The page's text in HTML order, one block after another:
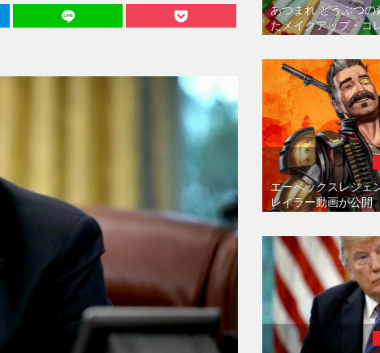
あつまれ どうぶつ
たメイクアップ・コ
エーペックスレジェ
レイラー動画が公開